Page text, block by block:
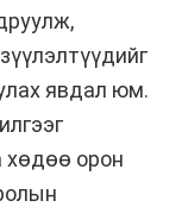
явдал юм.
хөдөө орон